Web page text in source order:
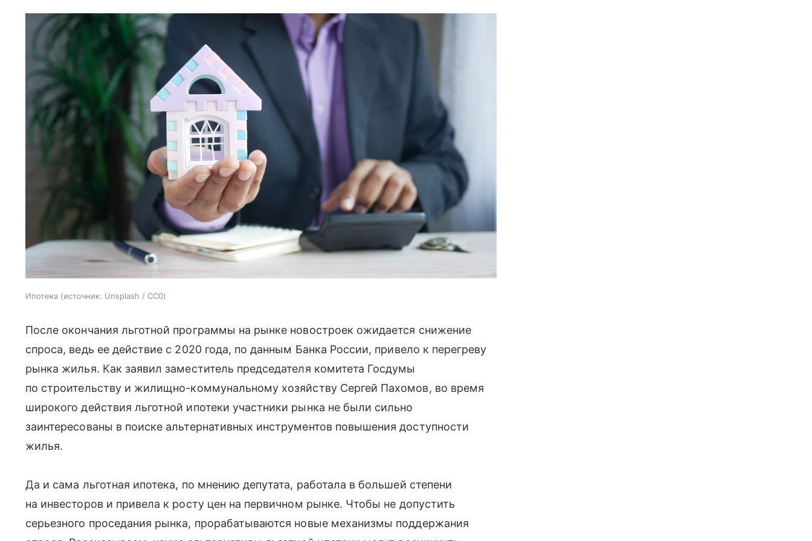
Ипотека источник: Unsplash / CC0
После окончания льготной программы на рынке новостроек ожидается снижение
спроса, ведь ее действие с 2020 года, по данным Банка России, привело к перегреву
рынка жилья. Как заявил заместитель председателя комитета Госдумы
по строительству и жилищно-коммунальному хозяйству Сергей Пахомов, во время
широкого действия льготной ипотеки участники рынка не были сильно
заинтересованы в поиске альтернативных инструментов повышения доступности
жилья.
Да и сама льготная ипотека, по мнению депутата, работала в большей степени
на инвесторов и привела к росту цен на первичном рынке. Чтобы не допустить
серьезного проседания рынка, прорабатываются новые механизмы поддержания